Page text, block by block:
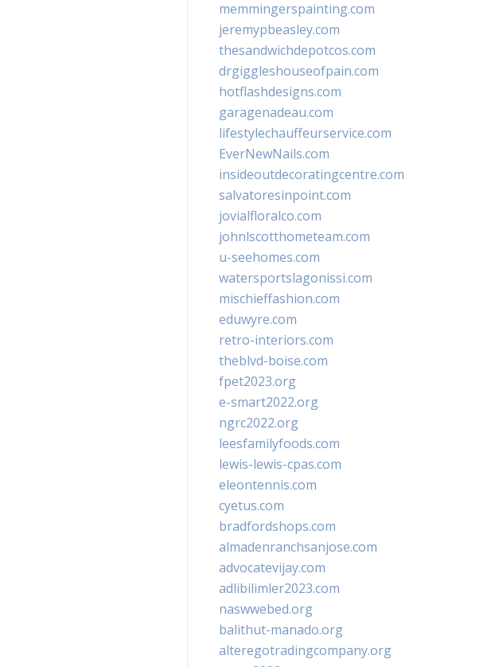
memmingerspainting.com
jeremypbeasley.com
thesandwichdepotcos.com
drgiggleshouseofpain.com
hotflashdesigns.com
garagenadeau.com
lifestylechauffeurservice.com
EverNewNails.com
insideoutdecoratingcentre.com
salvatoresinpoint.com
jovialfloralco.com
johnlscotthometeam.com
u-seehomes.com
watersportslagonissi.com
mischieffashion.com
eduwyre.com
retro-interiors.com
theblvd-boise.com
fpet2023.org
e-smart2022.org
ngrc2022.org
leesfamilyfoods.com
lewis-lewis-cpas.com
eleontennis.com
cyetus.com
bradfordshops.com
almadenranchsanjose.com
advocatevijay.com
adlibilimler2023.com
naswwebed.org
balithut-manado.org
alteregotradingcompany.org